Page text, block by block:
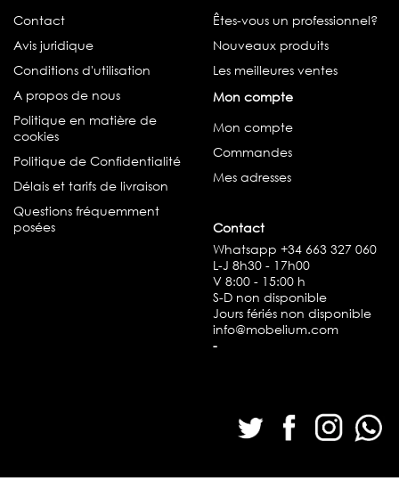
Contact
Avis juridique
Conditions d'utilisation
A propos de nous
Politique en matière de
cookies
Politique de Confidentialité
Délais et tarifs de livraison
Questions fréquemment
posées
Êtes-vous un professionnel?
Nouveaux produits
Les meilleures ventes
Mon compte
Mon compte
Commandes
Mes adresses
Contact
Whatsapp +34 663 327 060
L-J 8h30 - 17h00
V 8:00 - 15:00 h
S-D non disponible
Jours fériés non disponible
info@mobelium.com
-